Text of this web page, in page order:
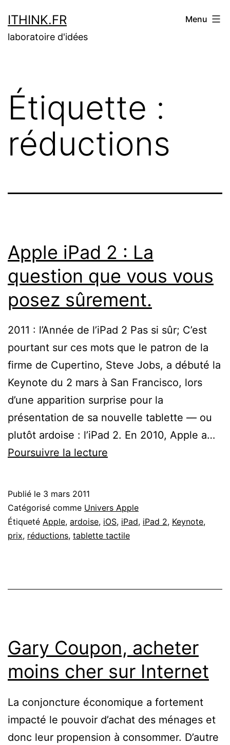
au
contenu
ITHINK.FR
laboratoire d'idées
Menu
Étiquette :
réductions
Apple iPad 2 : La
question que vous vous
posez sûrement.
2011 : l’Année de l’iPad 2 Pas si sûr; C’est
pourtant sur ces mots que le patron de la
firme de Cupertino, Steve Jobs, a débuté la
Keynote du 2 mars à San Francisco, lors
d’une apparition surprise pour la
présentation de sa nouvelle tablette — ou
plutôt ardoise : l’iPad 2. En 2010, Apple a…
Poursuivre la lecture
:
La
question
vous
Publié le 3 mars 2011
Catégorisé comme Univers Apple
Étiqueté Apple, ardoise, iOS, iPad, iPad 2, Keynote,
prix, réductions, tablette tactile
Gary Coupon, acheter
moins cher sur Internet
La conjoncture économique a fortement
impacté le pouvoir d’achat des ménages et
donc leur propension à consommer. D’autre